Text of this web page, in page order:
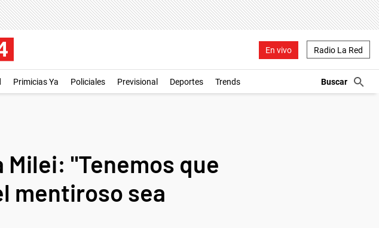
En vivo Radio La Red
Primicias Ya Policiales Previsional Deportes Trends
"Tenemos que
mentiroso sea